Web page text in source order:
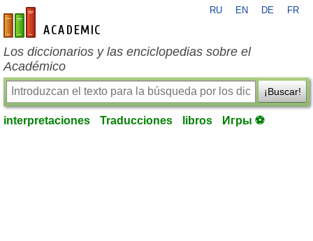
es-academic.com
RU EN DE FR
Los diccionarios y las enciclopedias sobre el
Académico
¡Buscar!
interpretaciones Traducciones libros Игры ⚽